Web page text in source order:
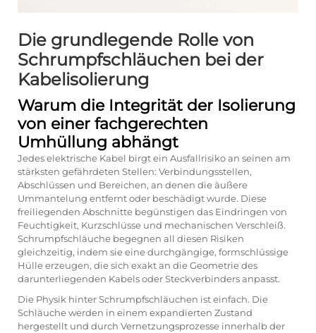
Die grundlegende Rolle von
Schrumpfschläuchen bei der
Kabelisolierung
Warum die Integrität der Isolierung
von einer fachgerechten
Umhüllung abhängt
Jedes elektrische Kabel birgt ein Ausfallrisiko an seinen am
stärksten gefährdeten Stellen: Verbindungsstellen,
Abschlüssen und Bereichen, an denen die äußere
Ummantelung entfernt oder beschädigt wurde. Diese
freiliegenden Abschnitte begünstigen das Eindringen von
Feuchtigkeit, Kurzschlüsse und mechanischen Verschleiß.
Schrumpfschläuche begegnen all diesen Risiken
gleichzeitig, indem sie eine durchgängige, formschlüssige
Hülle erzeugen, die sich exakt an die Geometrie des
darunterliegenden Kabels oder Steckverbinders anpasst.
Die Physik hinter Schrumpfschläuchen ist einfach. Die
Schläuche werden in einem expandierten Zustand
hergestellt und durch Vernetzungsprozesse innerhalb der